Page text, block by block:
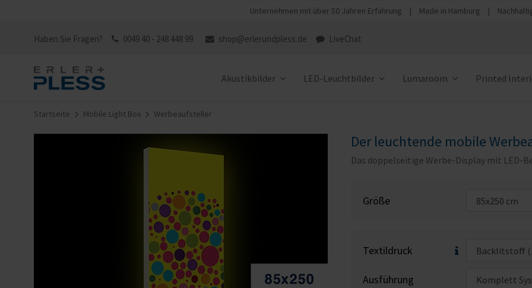
Unternehmen mit über 50 Jahren Erfahrung | Made in Hamburg |
Haben Sie Fragen? 0049 40 - 248 448 99 shop@erlerundpless.de LiveChat
Akustikbilder LED-Leuchtbilder Lumaroom Printed
Startseite Mobile Light Box Werbeaufsteller
Der leuchtende mobile
Das doppelseitige Werbe-Display mit LED-
Größe
Textildruck
Ausführung